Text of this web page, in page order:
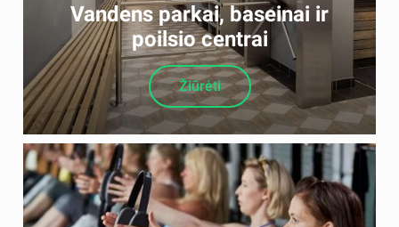
Vandens parkai, baseinai ir
poilsio centrai
Žiūrėti